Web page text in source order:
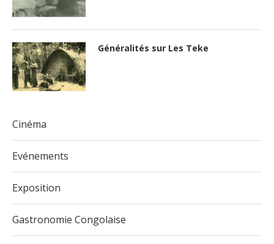
Généralités sur Les Teke
Cinéma
Evénements
Exposition
Gastronomie Congolaise